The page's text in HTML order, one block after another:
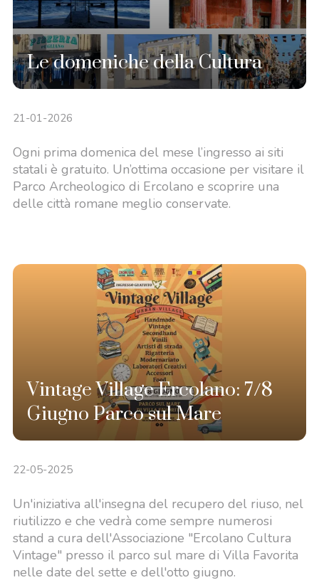
Le domeniche della Cultura
21-01-2026
Ogni prima domenica del mese l’ingresso ai siti
statali è gratuito. Un’ottima occasione per visitare il
Parco Archeologico di Ercolano e scoprire una
delle città romane meglio conservate.
Vintage Village Ercolano: 7/8
Giugno Parco sul Mare
22-05-2025
Un'iniziativa all'insegna del recupero del riuso, nel
riutilizzo e che vedrà come sempre numerosi
stand a cura dell'Associazione "Ercolano Cultura
Vintage" presso il parco sul mare di Villa Favorita
nelle date del sette e dell'otto giugno.